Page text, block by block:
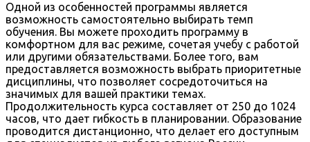
Одной из особенностей программы является
возможность самостоятельно выбирать темп
обучения. Вы можете проходить программу в
комфортном для вас режиме, сочетая учебу с работой
или другими обязательствами. Более того, вам
предоставляется возможность выбрать приоритетные
дисциплины, что позволяет сосредоточиться на
значимых для вашей практики темах.
Продолжительность курса составляет от 250 до 1024
часов, что дает гибкость в планировании. Образование
проводится дистанционно, что делает его доступным